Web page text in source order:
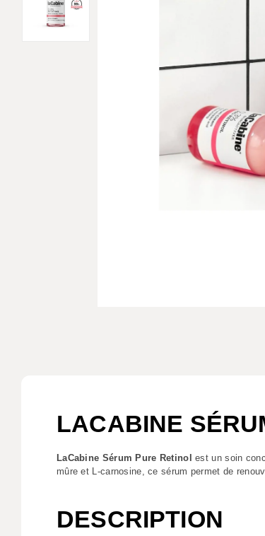
LACABINE
LaCabine Sérum Pure Retinol est un soin
mûre et L-carnosine, ce sérum permet de
DESCRIPTION